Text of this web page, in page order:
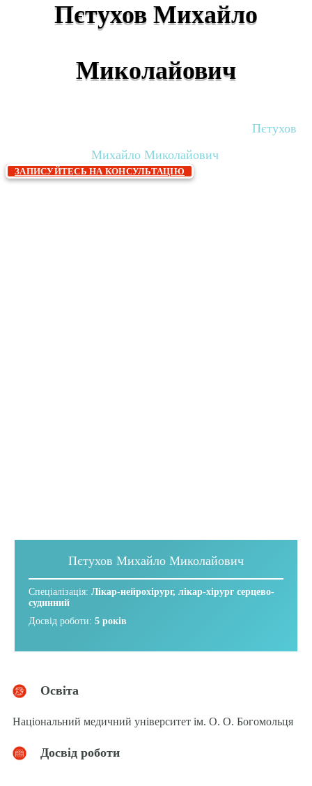
Пєтухов Михайло
Миколайович
Пєтухов
Михайло Миколайович
ЗАПИСУЙТЕСЬ НА КОНСУЛЬТАЦІЮ
Пєтухов Михайло Миколайович
Спеціалізація: Лікар-нейрохірург, лікар-хірург серцево-
судинний
Досвід роботи: 5 років
Освіта
Національний медичний університет ім. О. О. Богомольця
Досвід роботи